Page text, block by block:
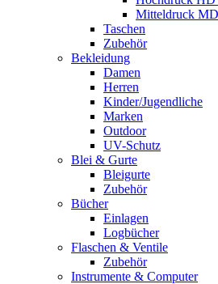
Mitteldruck
Taschen
Zubehör
Bekleidung
Damen
Herren
Kinder/Jugendliche
Marken
Outdoor
UV-Schutz
Blei & Gurte
Bleigurte
Zubehör
Bücher
Einlagen
Logbücher
Flaschen & Ventile
Zubehör
Instrumente & Computer